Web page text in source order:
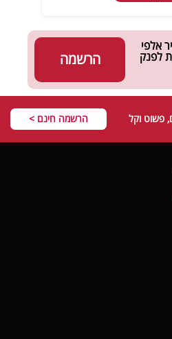
הרשמה
אלפי
לפנק
פשוט וקל הרשמה חינם >